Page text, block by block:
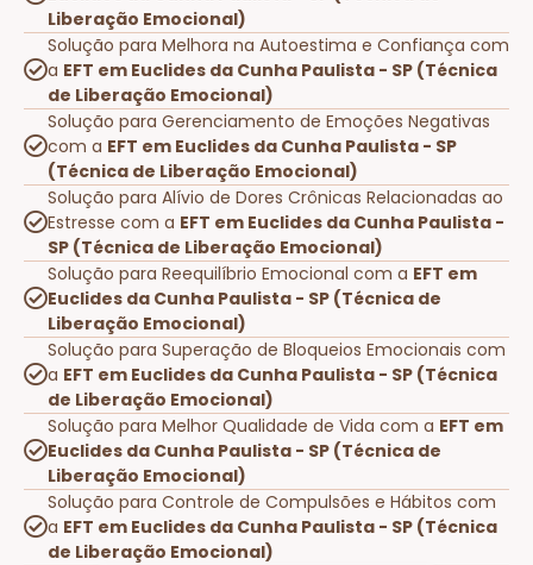
Liberação Emocional)
Solução para Melhora na Autoestima e Confiança com
a EFT em Euclides da Cunha Paulista - SP (Técnica
de Liberação Emocional)
Solução para Gerenciamento de Emoções Negativas
com a EFT em Euclides da Cunha Paulista - SP
(Técnica de Liberação Emocional)
Solução para Alívio de Dores Crônicas Relacionadas ao
Estresse com a EFT em Euclides da Cunha Paulista -
SP (Técnica de Liberação Emocional)
Solução para Reequilíbrio Emocional com a EFT em
Euclides da Cunha Paulista - SP (Técnica de
Liberação Emocional)
Solução para Superação de Bloqueios Emocionais com
a EFT em Euclides da Cunha Paulista - SP (Técnica
de Liberação Emocional)
Solução para Melhor Qualidade de Vida com a EFT em
Euclides da Cunha Paulista - SP (Técnica de
Liberação Emocional)
Solução para Controle de Compulsões e Hábitos com
a EFT em Euclides da Cunha Paulista - SP (Técnica
de Liberação Emocional)